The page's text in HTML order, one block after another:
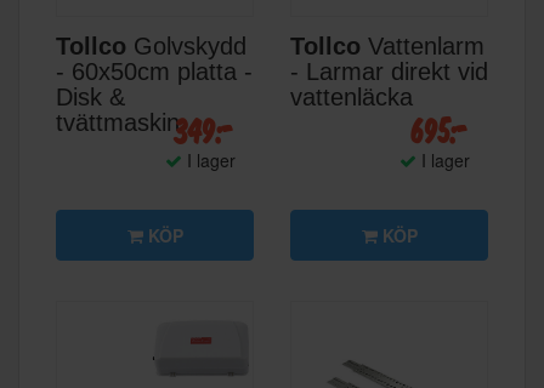
Tollco Golvskydd
- 60x50cm platta -
Disk &
tvättmaskin349:-
I lager
KÖP
Tollco Vattenlarm
- Larmar direkt vid
vattenläcka
695:-
I lager
KÖP